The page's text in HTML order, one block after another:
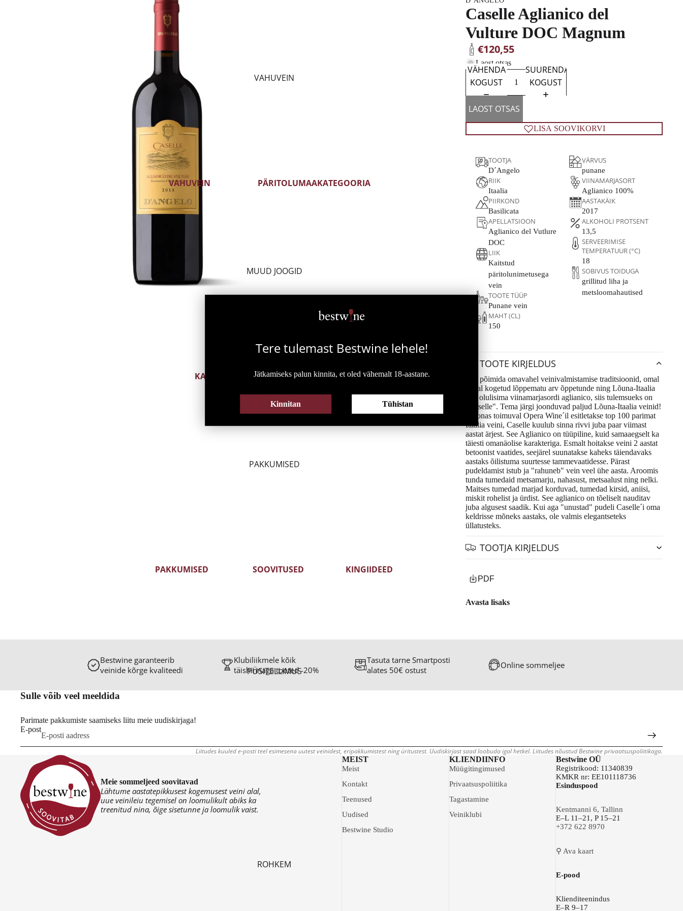
VALGE VEIN
ROOSA VEIN
PUNANE VEIN
ALKOHOLIVABA VEIN
KANGESTATUD VEIN
DESSERTVEIN
VAHUVEIN
VAHUVEIN
ŠAMPANJA
CRÉMANT
MUU TRAD. MEETOD
MUU VAHUVEIN
PÄRITOLUMAA
ARGENTIINA
KATEGOORIA
MUUD JOOGID
KANGE
BRÄNDI
LAHJA
KOKTEIL
ALKOHOLIVABA
ALKOHOLIVABA VEIN
ALKOHOLIVABA VAHUVEIN
ALKOHOLIVABA KOKTEIL
PAKKUMISED
PAKKUMISED SOOVITUSED KINGIIDEED
PÜSITELLIMUS
ROHKEM
Caselle Aglianico del
Vulture DOC Magnum
€120,55
Laost otsas
VÄHENDA
KOGUST
SUURENDA
KOGUST
LAOST OTSAS
LISA SOOVIKORVI
TOOTJA
D´Angelo
RIIK
Itaalia
PIIRKOND
Basilicata
APELLATSIOON
Aglianico del Vutlure
DOC
LIIK
Kaitstud
päritolunimetusega
vein
TOOTE TÜÜP
Punane vein
MAHT (CL)
150
VÄRVUS
punane
VIINAMARJASORT
Aglianico 100%
AASTAKÄIK
2017
ALKOHOLI PROTSENT
13,5
SERVEERIMISE
TEMPERATUUR (°C)
18
SOBIVUS TOIDUGA
grillitud liha ja
metsloomahautised
TOOTE KIRJELDUS
Kui põimida omavahel veinivalmistamise traditsioonid, omal
nahal kogetud lõppematu arv õppetunde ning Lõuna-Itaalia
ühe olulisima viinamarjasordi aglianico, siis tulemsueks on
"Caselle". Tema järgi joonduvad paljud Lõuna-Itaalia veinid!
Veronas toimuval Opera Wine´il esitletakse top 100 parimat
Itaalia veini, Caselle kuulub sinna rivvi juba paar viimast
aastat ärjest. See Aglianico on tüüpiline, kuid samaaegselt ka
täiesti omanäolise karakteriga. Esmalt hoitakse veini 2 aastat
betoonist vaatides, seejärel suunatakse kaheks täiendavaks
aastaks õilistuma suurtesse tammevaatidesse. Pärast
pudeldamist istub ja "rahuneb" vein veel ühe aasta. Aroomis
tunda tumedaid metsamarju, nahasust, metsaalust ning nelki.
Maitses tumedad marjad korduvad, tumedad kirsid, aniisi,
miskit rohelist ja ürdist. See aglianico on tõeliselt nauditav
juba algusest saadik. Kui aga "unustad" pudeli Caselle´i oma
keldrisse mõneks aastaks, ole valmis elegantseteks
üllatusteks.
TOOTJA KIRJELDUS
PDF
Avasta lisaks
Bestwine garanteerib
veinide kõrge kvaliteedi
Klubiliikmele kõik
täishinnaga tooted -20%
Tasuta tarne Smartposti
alates 50€ ostust
Online sommeljee
Sulle võib veel meeldida
Parimate pakkumiste saamiseks liitu meie uudiskirjaga!
E-post
Liitudes kuuled e-posti teel esimesena uutest veinidest, eripakkumistest ning üritustest. Uudiskirjast saad loobuda igal hetkel. Liitudes nõustud Bestwine privaatsuspoliitikaga.
Meie sommeljeed soovitavad
Lähtume aastatepikkusest kogemusest veini alal,
uue veinileiu tegemisel on loomulikult abiks ka
treenitud nina, õige sisetunne ja loomulik vaist.
MEIST
Meist
Kontakt
Teenused
Uudised
Bestwine Studio
KLIENDIINFO
Müügitingimused
Privaatsuspoliitika
Tagastamine
Veiniklubi
Bestwine OÜ
Registrikood: 11340839
KMKR nr: EE101118736
Esinduspood
Kentmanni 6, Tallinn
E–L 11–21, P 15–21
+372 622 8970
⚲ Ava kaart
E-pood
Klienditeenindus
E–R 9–17
Tere tulemast Bestwinelehele!
Jätkamiseks palun kinnita, et oled vähemalt 18-aastane.
Kinnitan Tühistan